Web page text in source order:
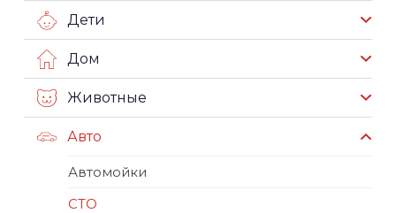
Дети
Дом
Животные
Авто
Автомойки
СТО